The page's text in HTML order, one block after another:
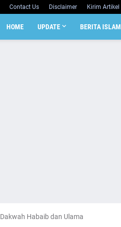
Contact Us Disclaimer Kirim Artikel
HOME UPDATE BERITA ISLAM
Dakwah Habaib dan Ulama